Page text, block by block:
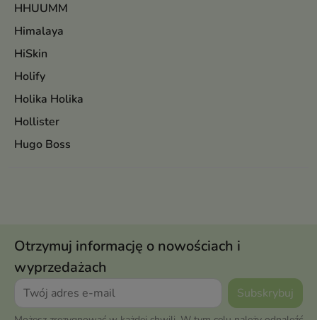
HHUUMM
Himalaya
HiSkin
Holify
Holika Holika
Hollister
Hugo Boss
Otrzymuj informację o nowościach i
wyprzedażach